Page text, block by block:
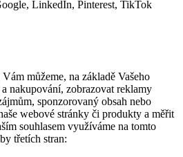
LinkedIn, Pinterest, TikTok
můžeme, na základě Vašeho
nakupování, zobrazovat reklamy
sponzorovaný obsah nebo
webové stránky či produkty a měřit
souhlasem využíváme na tomto
třetích stran: